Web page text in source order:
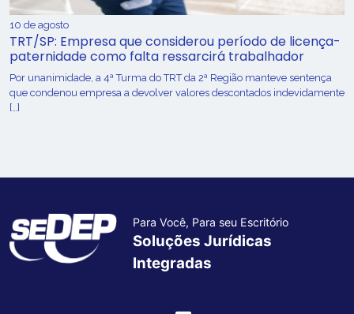
10 de agosto
TRT/SP: Empresa que considerou período de licença-
paternidade como falta ressarcirá trabalhador
Por unanimidade, a 4ª Turma do TRT da 2ª Região manteve sentença
que condenou empresa a devolver valores descontados indevidamente
[…]
Para Você, Para seu Escritório
Soluções Jurídicas
Integradas